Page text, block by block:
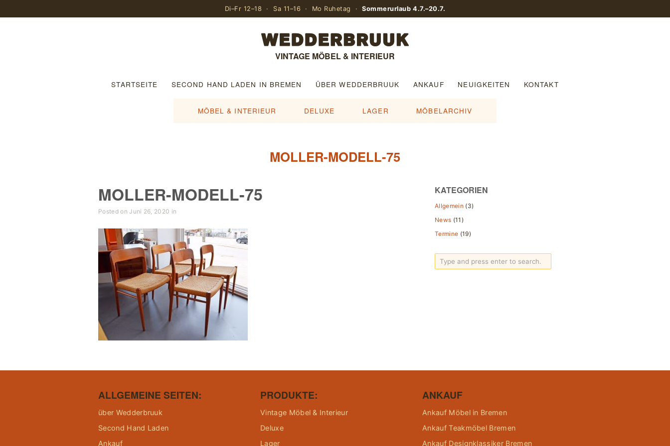
Di–Fr 12–18 · Sa 11–16 · Mo Ruhetag ·Sommerurlaub 4.7.–20.7.
VINTAGE MÖBEL & INTERIEUR
STARTSEITE SECOND HAND LADEN IN BREMEN ÜBER WEDDERBRUUK ANKAUF NEUIGKEITEN KONTAKT
MÖBEL & INTERIEUR DELUXE LAGER MÖBELARCHIV
MOLLER-MODELL-75
MOLLER-MODELL-75
Posted on Juni 26, 2020 in
KATEGORIEN
Allgemein (3)
News (11)
Termine (19)
ALLGEMEINE SEITEN:
über Wedderbruuk
Second Hand Laden
Ankauf
PRODUKTE:
Vintage Möbel & Interieur
Deluxe
Lager
ANKAUF
Ankauf Möbel in Bremen
Ankauf Teakmöbel Bremen
Ankauf Designklassiker Bremen